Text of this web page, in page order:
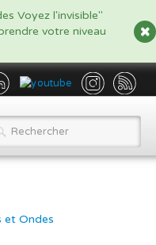
f08c47fec0942fa0
Voyez l'invisible"
votre niveau